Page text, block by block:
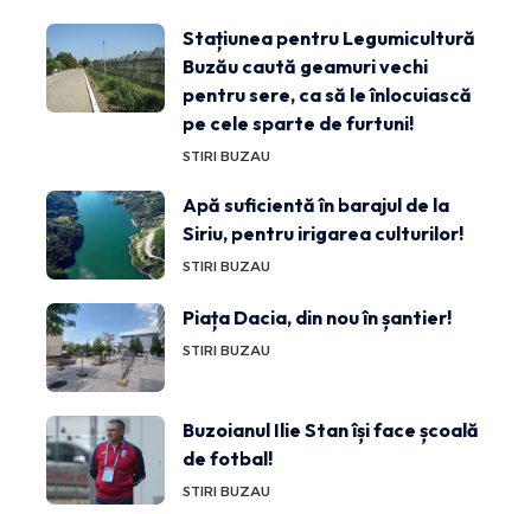
Stațiunea pentru Legumicultură
Buzău caută geamuri vechi
pentru sere, ca să le înlocuiască
pe cele sparte de furtuni!
STIRI BUZAU
Apă suficientă în barajul de la
Siriu, pentru irigarea culturilor!
STIRI BUZAU
Piața Dacia, din nou în șantier!
STIRI BUZAU
Buzoianul Ilie Stan își face școală
de fotbal!
STIRI BUZAU